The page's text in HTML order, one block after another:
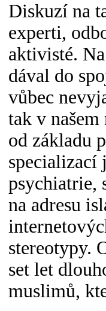
Diskuzí na
experti,
aktivisté.
dával do
vůbec
tak v
od základu
specializací
psychiatrie,
na adresu
stereotypy.
set let
muslimů,